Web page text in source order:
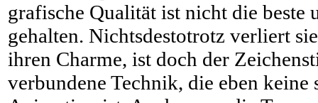
grafische Qualität ist nicht die beste
gehalten. Nichtsdestotrotz verliert
ihren Charme, ist doch der
verbundene Technik, die eben